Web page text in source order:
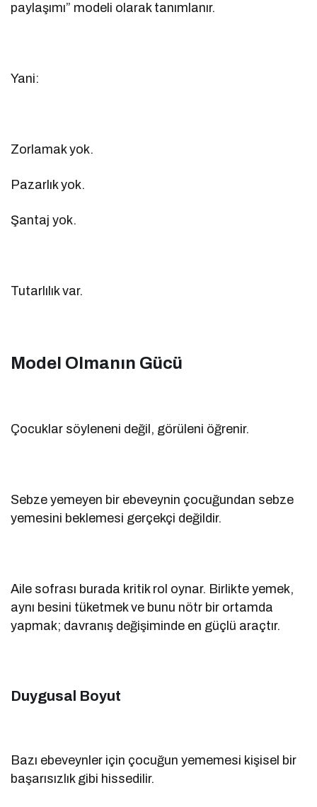
paylaşımı” modeli olarak tanımlanır.
Yani:
Zorlamak yok.
Pazarlık yok.
Şantaj yok.
Tutarlılık var.
Model Olmanın Gücü
Çocuklar söyleneni değil, görüleni öğrenir.
Sebze yemeyen bir ebeveynin çocuğundan sebze
yemesini beklemesi gerçekçi değildir.
Aile sofrası burada kritik rol oynar. Birlikte yemek,
aynı besini tüketmek ve bunu nötr bir ortamda
yapmak; davranış değişiminde en güçlü araçtır.
Duygusal Boyut
Bazı ebeveynler için çocuğun yememesi kişisel bir
başarısızlık gibi hissedilir.